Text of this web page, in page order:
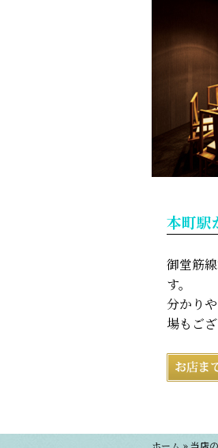
本町駅
御堂筋
す。
分かり
場もご